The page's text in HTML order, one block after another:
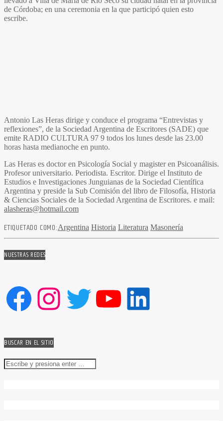
de Córdoba; en una ceremonia en la que participó quien esto
escribe.
Antonio Las Heras dirige y conduce el programa “Entrevistas y
reflexiones”, de la Sociedad Argentina de Escritores (SADE) que
emite RADIO CULTURA 97 9 todos los lunes desde las 23.00
horas hasta medianoche en punto.
Las Heras es doctor en Psicología Social y magister en Psicoanálisis.
Profesor universitario. Periodista. Escritor. Dirige el Instituto de
Estudios e Investigaciones Junguianas de la Sociedad Científica
Argentina y preside la Sub Comisión del libro de Filosofía, Historia
& Ciencias Sociales de la Sociedad Argentina de Escritores. e mail:
alasheras@hotmail.com
ETIQUETADO COMO:Argentina Historia Literatura Masonería
NUESTRAS REDES
Facebook
Instagram
Twitter
YouTube
LinkedIn
BUSCAR EN EL SITIO